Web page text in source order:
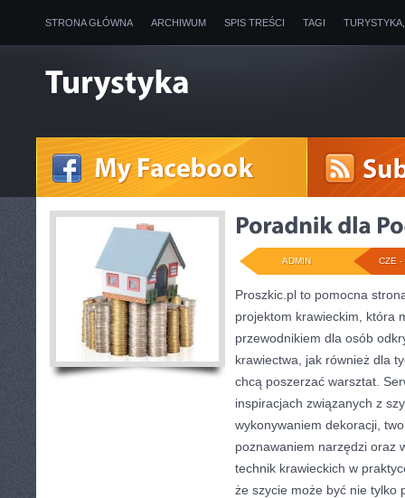
STRONA GŁÓWNA ARCHIWUM SPIS TREŚCI TAGI
CZE -
ADMIN
Proszkic.pl to pomocna
projektom krawieckim, która
przewodnikiem dla osób
krawiectwa, jak również dla
chcą poszerzać warsztat.
inspiracjach związanych z
wykonywaniem dekoracji,
poznawaniem narzędzi oraz
technik krawieckich w
że szycie może być nie tylko